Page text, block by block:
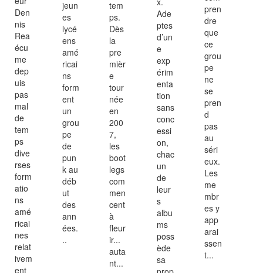
Den
nis
Rea
écu
me
dep
uis
pas
mal
de
tem
ps
dive
rses
form
atio
ns
amé
ricai
nes
relat
ivem
ent
jeun
es
lycé
ens
amé
ricai
ns
form
ent
un
grou
pe
de
pun
k au
déb
ut
des
ann
ées.
..
tem
ps.
Dès
la
pre
mièr
e
tour
née
en
200
7,
les
boot
legs
com
men
cent
à
fleur
ir...
auta
nt...
Ade
ptes
d’un
e
exp
érim
enta
tion
sans
conc
essi
on,
chac
un
de
leur
s
albu
ms
poss
ède
sa
pren
dre
que
ce
grou
pe
ne
se
pren
d
pas
au
séri
eux.
Les
me
mbr
es y
app
arai
ssen
t...